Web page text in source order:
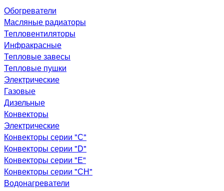
Обогреватели
Масляные радиаторы
Тепловентиляторы
Инфракрасные
Тепловые завесы
Тепловые пушки
Электрические
Газовые
Дизельные
Конвекторы
Электрические
Конвекторы серии "С"
Конвекторы серии "D"
Конвекторы серии "Е"
Конвекторы серии "СН"
Водонагреватели